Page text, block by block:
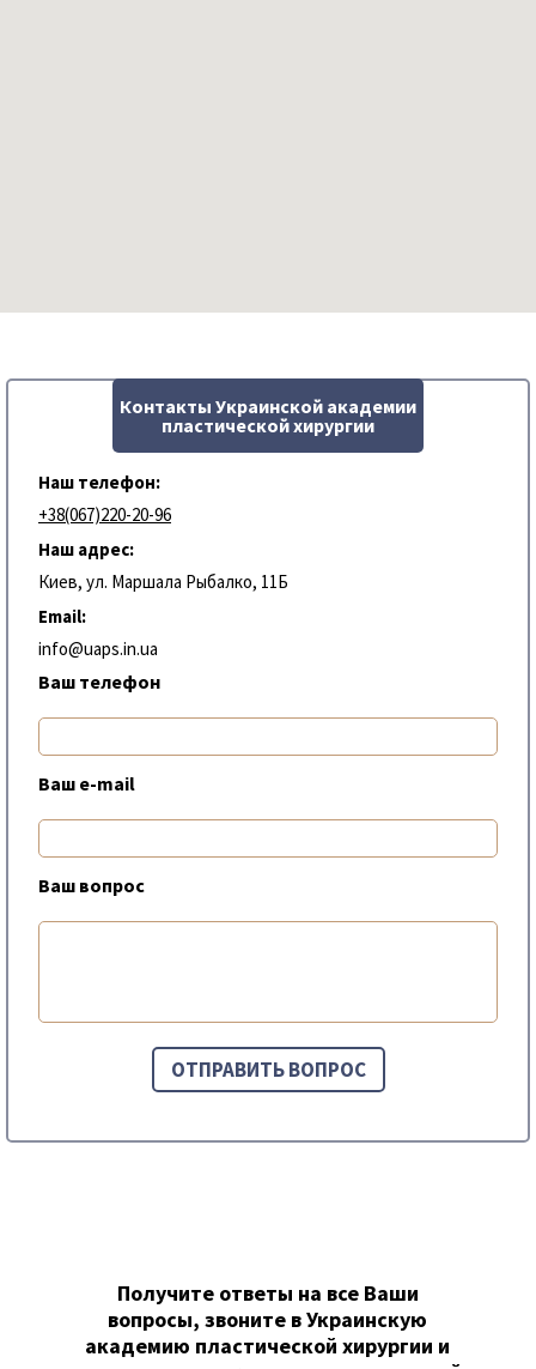
Контакты Украинской академии
пластической хирургии
Наш телефон:
+38(067)220-20-96
Наш адрес:
Киев, ул. Маршала Рыбалко, 11Б
Email:
info@uaps.in.ua
Ваш телефон
Ваш e-mail
Ваш вопрос
Получите ответы на все Ваши
вопросы, звоните в Украинскую
академию пластической хирургии и